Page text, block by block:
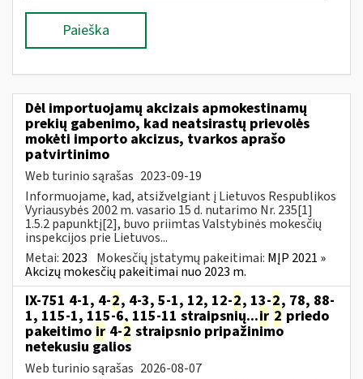
Paieška
Dėl importuojamų akcizais apmokestinamų
prekių gabenimo, kad neatsirastų prievolės
mokėti importo akcizus, tvarkos aprašo
patvirtinimo
Web turinio sąrašas 2023-09-19
Informuojame, kad, atsižvelgiant į Lietuvos Respublikos
Vyriausybės 2002 m. vasario 15 d. nutarimo Nr. 235[1]
1.5.2 papunktį[2], buvo priimtas Valstybinės mokesčių
inspekcijos prie Lietuvos...
Metai: 2023 Mokesčių įstatymų pakeitimai: MĮP 2021 »
Akcizų mokesčių pakeitimai nuo 2023 m.
IX-751 4-1, 4-2, 4-3, 5-1, 12, 12-2, 13-2, 78, 88-
1, 115-1, 115-6, 115-11 straipsnių...ir 2 priedo
pakeitimo ir 4-2 straipsnio pripažinimo
netekusiu galios
Web turinio sąrašas 2026-08-07